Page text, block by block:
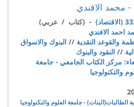
- محمد الافندي
- (كتاب / عربي)
احمد الافندي
والقوعد النقدية // البنوك والاسواق
// النقود والبنوك
مركز الكتاب الجامعي - جامعة
والتكنولوجيا
الطالبات(البنات) - جامعة العلوم والتكنولوجيا